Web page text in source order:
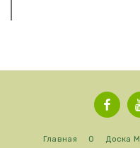
Главная О Доска